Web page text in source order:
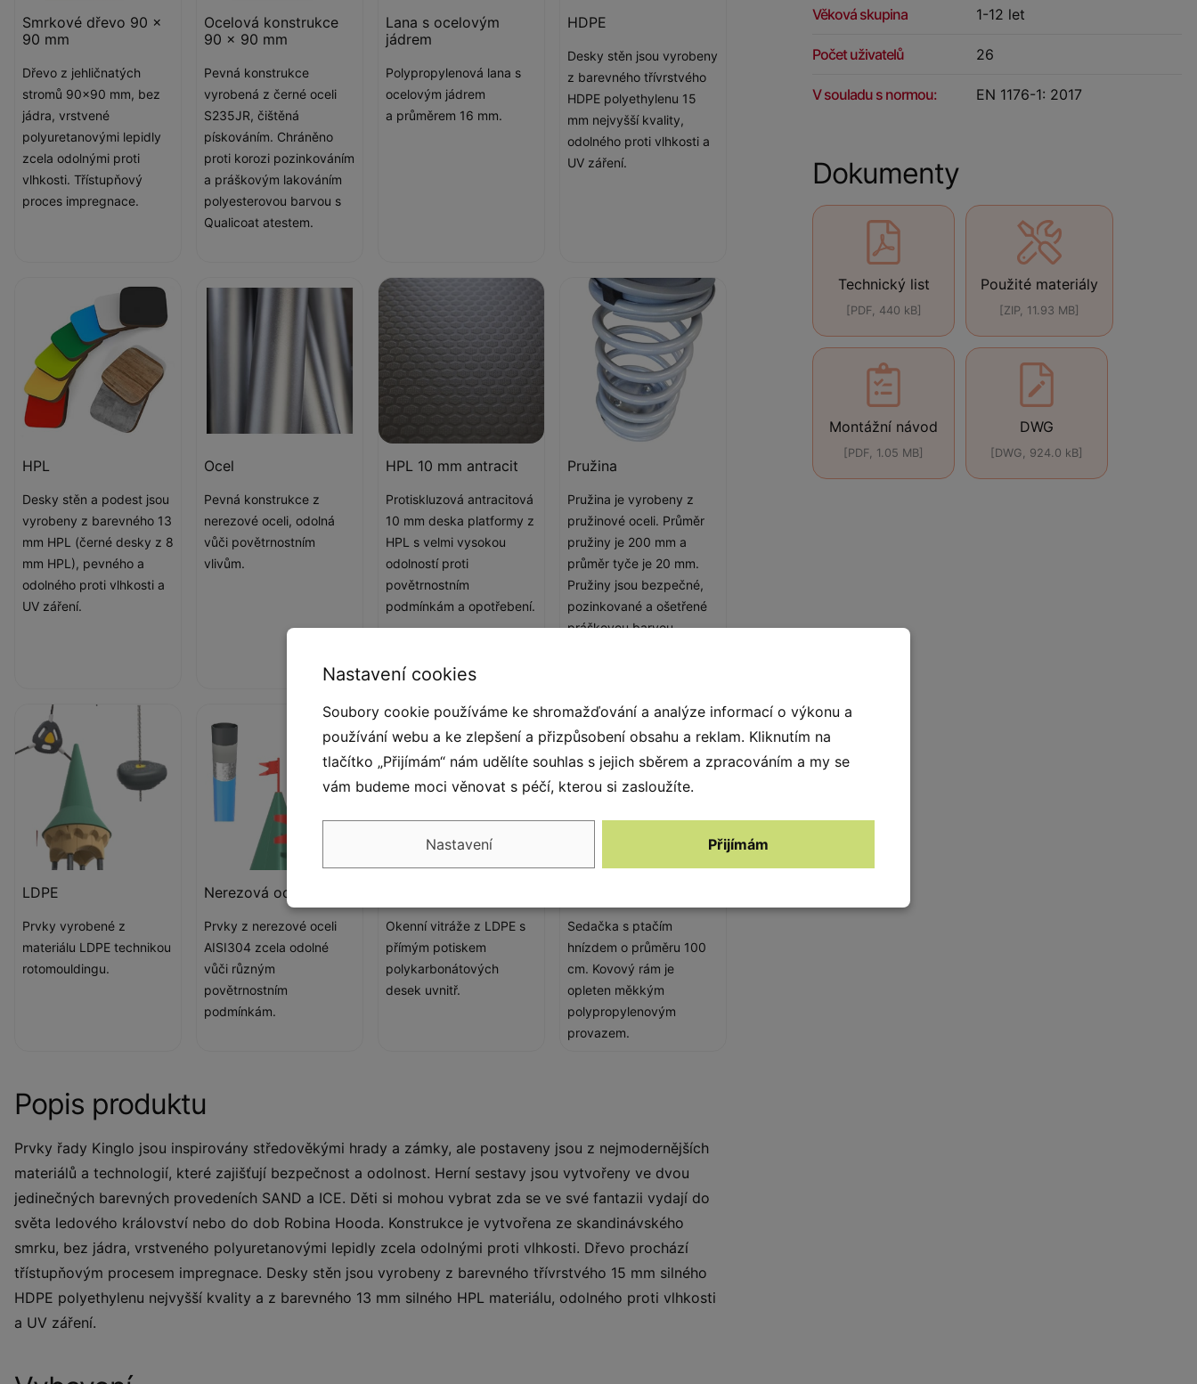
Věková skupina 1-12 let
Počet uživatelů 26
V souladu s normou: EN 1176-1: 2017
Dokumenty
Technický list
[PDF, 440 kB]
Použité materiály
[ZIP, 11.93 MB]
Montážní návod
[PDF, 1.05 MB]
DWG
[DWG, 924.0 kB]
Smrkové dřevo 90 x
90 mm
Dřevo z jehličnatých
stromů 90x90 mm, bez
jádra, vrstvené
polyuretanovými lepidly
zcela odolnými proti
vlhkosti. Třístupňový
proces impregnace.
Ocelová konstrukce
90 x 90 mm
Pevná konstrukce
vyrobená z černé oceli
S235JR, čištěná
pískováním. Chráněno
proti korozi pozinkováním
a práškovým lakováním
polyesterovou barvou s
Qualicoat atestem.
Lana s ocelovým
jádrem
Polypropylenová lana s
ocelovým jádrem
a průměrem 16 mm.
HDPE
Desky stěn jsou vyrobeny
z barevného třívrstvého
HDPE polyethylenu 15
mm nejvyšší kvality,
odolného proti vlhkosti a
UV záření.
HPL
Desky stěn a podest jsou
vyrobeny z barevného 13
mm HPL (černé desky z 8
mm HPL), pevného a
odolného proti vlhkosti a
UV záření.
Ocel
Pevná konstrukce z
nerezové oceli, odolná
vůči povětrnostním
vlivům.
HPL 10 mm antracit
Protiskluzová antracitová
10 mm deska platformy z
HPL s velmi vysokou
odolností proti
povětrnostním
podmínkám a opotřebení.
Pružina
Pružina je vyrobeny z
pružinové oceli. Průměr
pružiny je 200 mm a
průměr tyče je 20 mm.
Pružiny jsou bezpečné,
pozinkované a ošetřené
práškovou barvou,
LDPE
Prvky vyrobené z
materiálu LDPE technikou
rotomouldingu.
Nerezová ocel
Prvky z nerezové oceli
AISI304 zcela odolné
vůči různým
povětrnostním
podmínkám.
Okenní vitráže z LDPE s
přímým potiskem
polykarbonátových
desek uvnitř.
Sedačka s ptačím
hnízdem o průměru 100
cm. Kovový rám je
opleten měkkým
polypropylenovým
provazem.
Popis produktu
Prvky řady Kinglo jsou inspirovány středověkými hrady a zámky, ale postaveny jsou z nejmodernějších
materiálů a technologií, které zajišťují bezpečnost a odolnost. Herní sestavy jsou vytvořeny ve dvou
jedinečných barevných provedeních SAND a ICE. Děti si mohou vybrat zda se ve své fantazii vydají do
světa ledového království nebo do dob Robina Hooda. Konstrukce je vytvořena ze skandinávského
smrku, bez jádra, vrstveného polyuretanovými lepidly zcela odolnými proti vlhkosti. Dřevo prochází
třístupňovým procesem impregnace. Desky stěn jsou vyrobeny z barevného třívrstvého 15 mm silného
HDPE polyethylenu nejvyšší kvality a z barevného 13 mm silného HPL materiálu, odolného proti vlhkosti
a UV záření.
Nastavení cookies
Soubory cookie používáme ke shromažďování a analýze informací o výkonu a
používání webu a ke zlepšení a přizpůsobení obsahu a reklam. Kliknutím na
tlačítko „Přijímám“ nám udělíte souhlas s jejich sběrem a zpracováním a my se
vám budeme moci věnovat s péčí, kterou si zasloužíte.
Nastavení Přijímám